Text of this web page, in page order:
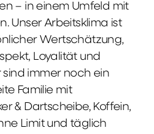
– in einem Umfeld mit
Unser Arbeitsklima ist
Wertschätzung,
Loyalität und
sind immer noch ein
Familie mit
& Dartscheibe, Koffein,
Limit und täglich